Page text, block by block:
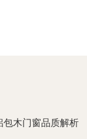
包木门窗品质解析